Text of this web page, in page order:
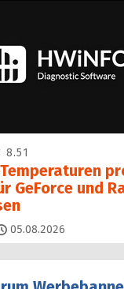
8.51
Temperaturen
GeForce und
05.08.2026